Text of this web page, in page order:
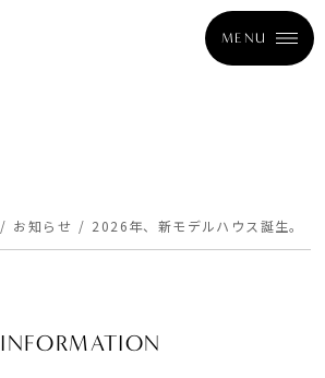
MENU
お知らせ 2026年、新モデルハウス誕生。
INFORMATION